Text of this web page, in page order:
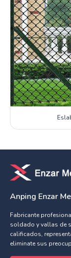
Anping Enzar
Fabricante
soldado y vallas de
calificados,
eliminate sus